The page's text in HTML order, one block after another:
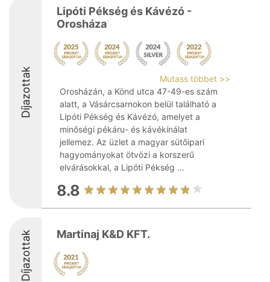
Díjazottak
Lipóti Pékség és Kávézó -
Orosháza
Mutass többet >>
Orosházán, a Könd utca 47-49-es szám
alatt, a Vásárcsarnokon belül található a
Lipóti Pékség és Kávézó, amelyet a
minőségi pékáru- és kávékínálat
jellemez. Az üzlet a magyar sütőipari
hagyományokat ötvözi a korszerű
elvárásokkal, a Lipóti Pékség ...
8.8
Díjazottak Martinaj K&D KFT.